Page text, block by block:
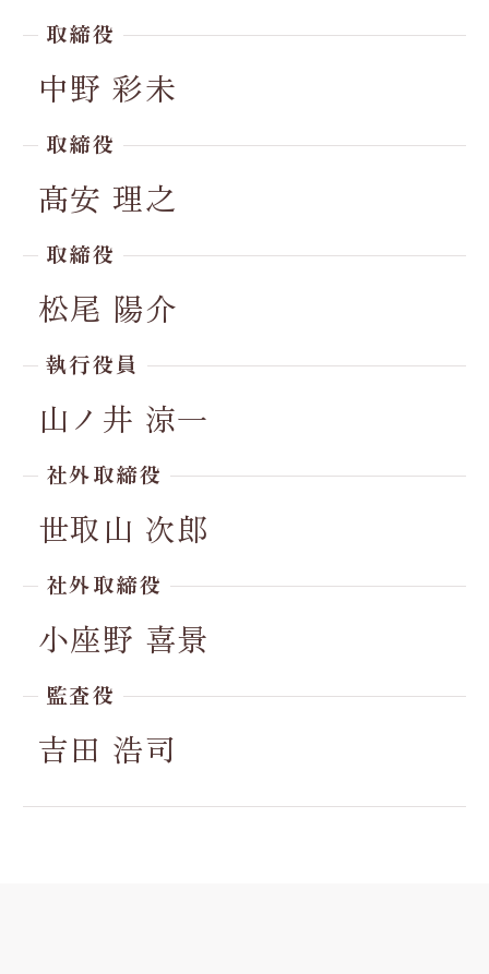
取締役
中野 彩未
取締役
髙安 理之
取締役
松尾 陽介
執行役員
山ノ井 涼一
社外取締役
世取山 次郎
社外取締役
小座野 喜景
監査役
吉田 浩司